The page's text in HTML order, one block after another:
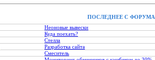
ПОСЛЕДНЕЕ С ФОРУМА
Неоновые вывески
Куда поехать?
Стелла
Разработка сайта
Смеситель